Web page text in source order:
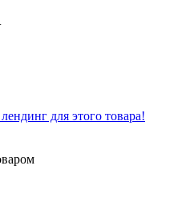
для этого товара!